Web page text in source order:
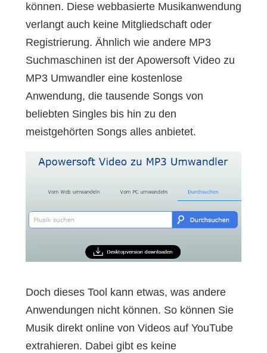
können. Diese webbasierte Musikanwendung
verlangt auch keine Mitgliedschaft oder
Registrierung. Ähnlich wie andere MP3
Suchmaschinen ist der Apowersoft Video zu
MP3 Umwandler eine kostenlose
Anwendung, die tausende Songs von
beliebten Singles bis hin zu den
meistgehörten Songs alles anbietet.
Doch dieses Tool kann etwas, was andere
Anwendungen nicht können. So können Sie
Musik direkt online von Videos auf YouTube
extrahieren. Dabei gibt es keine